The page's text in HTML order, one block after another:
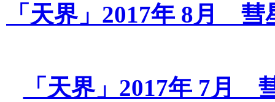
「天界」2017年 8月
「天界」2017年 7月